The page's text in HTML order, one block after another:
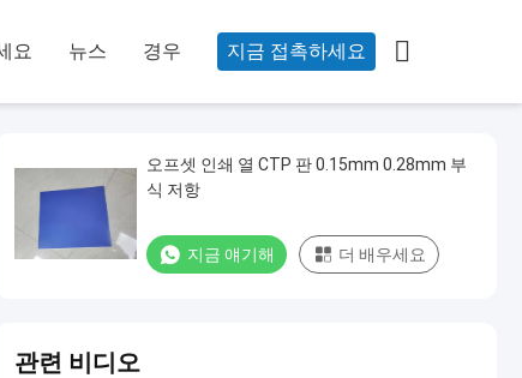
요 뉴스 경우 지금 접촉하세요 
오프셋 인쇄 열 CTP 판 0.15mm 0.28mm 부
식 저항
지금 얘기해 더 배우세요
관련 비디오